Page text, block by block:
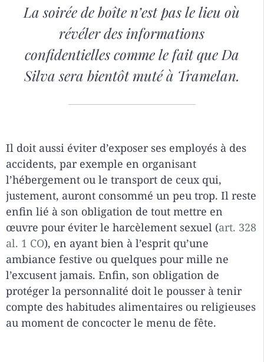
La soirée de boîte n’est pas le lieu où
révéler des informations
confidentielles comme le fait que Da
Silva sera bientôt muté à Tramelan.
Il doit aussi éviter d’exposer ses employés à des
accidents, par exemple en organisant
l’hébergement ou le transport de ceux qui,
justement, auront consommé un peu trop. Il reste
enfin lié à son obligation de tout mettre en
œuvre pour éviter le harcèlement sexuel (art. 328
al. 1 CO), en ayant bien à l’esprit qu’une
ambiance festive ou quelques pour mille ne
l’excusent jamais. Enfin, son obligation de
protéger la personnalité doit le pousser à tenir
compte des habitudes alimentaires ou religieuses
au moment de concocter le menu de fête.